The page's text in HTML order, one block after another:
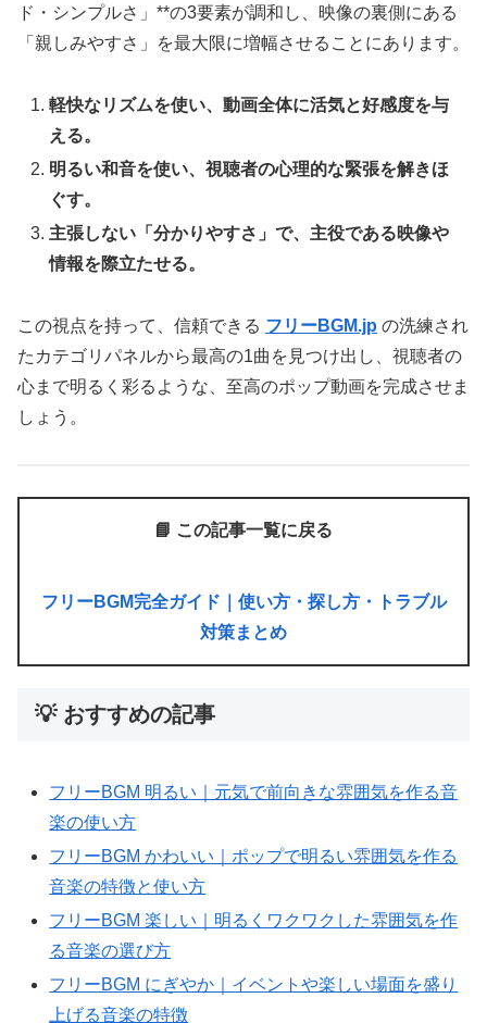
ド・シンプルさ」**の3要素が調和し、映像の裏側にある
「親しみやすさ」を最大限に増幅させることにあります。
軽快なリズムを使い、動画全体に活気と好感度を与
える。
明るい和音を使い、視聴者の心理的な緊張を解きほ
ぐす。
主張しない「分かりやすさ」で、主役である映像や
情報を際立たせる。
この視点を持って、信頼できる フリーBGM.jp の洗練され
たカテゴリパネルから最高の1曲を見つけ出し、視聴者の
心まで明るく彩るような、至高のポップ動画を完成させま
しょう。
📘 この記事一覧に戻る
フリーBGM完全ガイド｜使い方・探し方・トラブル
対策まとめ
💡 おすすめの記事
フリーBGM 明るい｜元気で前向きな雰囲気を作る音
楽の使い方
フリーBGM かわいい｜ポップで明るい雰囲気を作る
音楽の特徴と使い方
フリーBGM 楽しい｜明るくワクワクした雰囲気を作
る音楽の選び方
フリーBGM にぎやか｜イベントや楽しい場面を盛り
上げる音楽の特徴